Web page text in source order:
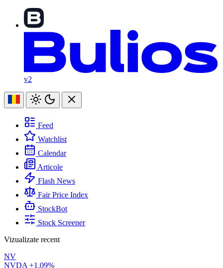
v2
Feed
Watchlist
Calendar
Articole
Flash News
Fair Price Index
StockBot
Stock Screener
Vizualizate recent
NV
NVDA +1.09%